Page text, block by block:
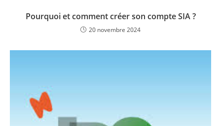
Pourquoi et comment créer son compte SIA ?
20 novembre 2024